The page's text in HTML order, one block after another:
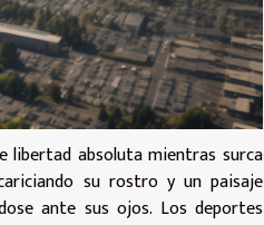
libertad absoluta mientras surca
su rostro y un paisaje
ante sus ojos. Los deportes